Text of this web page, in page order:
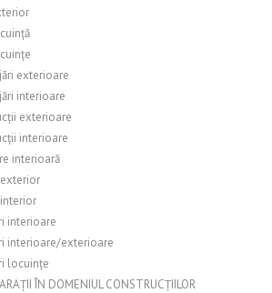
exterioare
interioare
exterioare
interioare
interioară
interioare
interioare/exterioare
locuințe
ÎN DOMENIUL CONSTRUCȚIILOR